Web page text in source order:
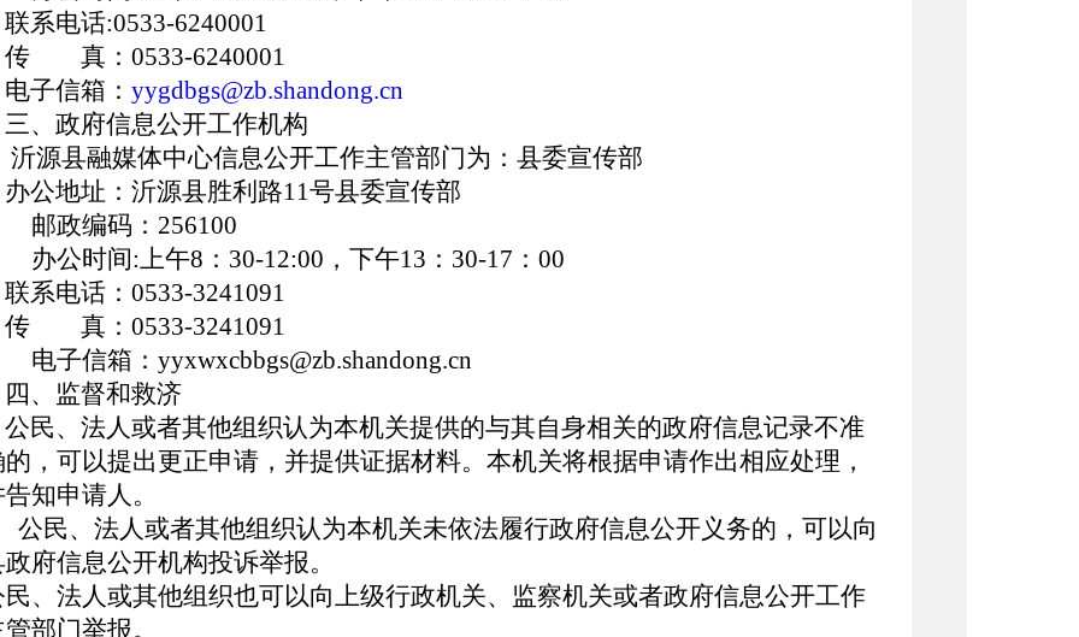
系电话:0533-6240001
真：0533-6240001
子信箱： yygdbgs@zb.shandong.cn
三、政府信息公开工作机构
源县融媒体中心信息公开工作主管部门为：县委宣传部
公地址：沂源县胜利路11号县委宣传部
政编码：256100
公时间:上午8：30-12:00，下午13：30-17：00
系电话：0533-3241091
真：0533-3241091
子信箱：yyxwxcbbgs@zb.shandong.cn
四、监督和救济
民、法人或者其他组织认为本机关提供的与其自身相关的政府信息记录不准
，可以提出更正申请，并提供证据材料。本机关将根据申请作出相应处理，
知申请人。
民、法人或者其他组织认为本机关未依法履行政府信息公开义务的，可以向
府信息公开机构投诉举报。
民、法人或其他组织也可以向上级行政机关、监察机关或者政府信息公开工作
部门举报。